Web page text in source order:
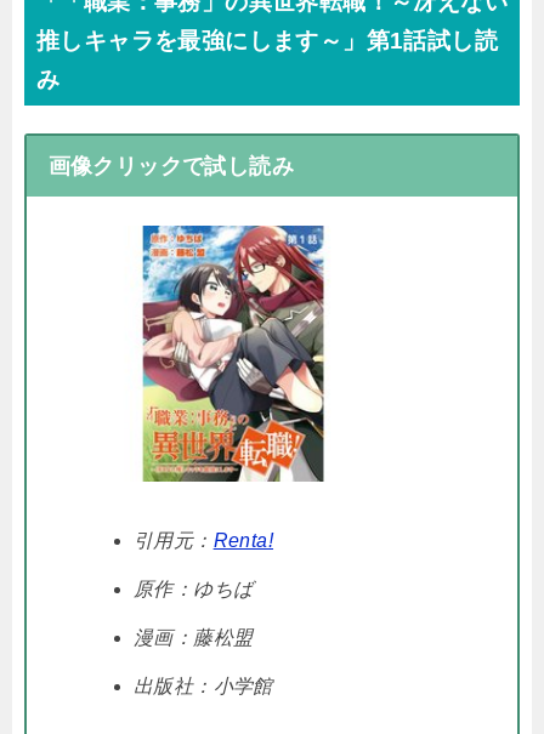
推しキャラを最強にします～」第1話試し読
み
画像クリックで試し読み
引用元： Renta!
原作：ゆちば
漫画：藤松盟
出版社：小学館